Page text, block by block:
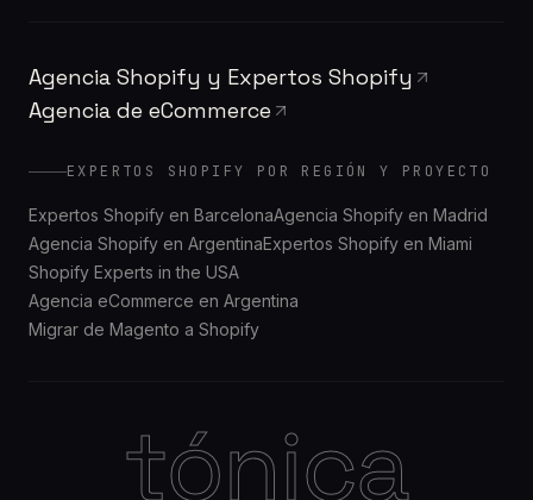
Agencia Shopify y Expertos Shopify
Agencia de eCommerce
EXPERTOS SHOPIFY POR REGIÓN Y PROYECTO
Expertos Shopify en BarcelonaAgencia Shopify en Madrid
Agencia Shopify en ArgentinaExpertos Shopify en Miami
Shopify Experts in the USA
Agencia eCommerce en Argentina
Migrar de Magento a Shopify
tónica